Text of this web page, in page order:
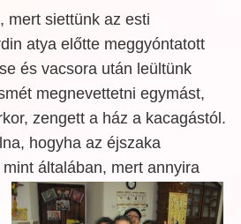
mert siettünk az esti
atya előtte meggyóntatott
és vacsora után leültünk
megnevettetni egymást,
zengett a ház a kacagástól.
hogyha az éjszaka
általában, mert annyira